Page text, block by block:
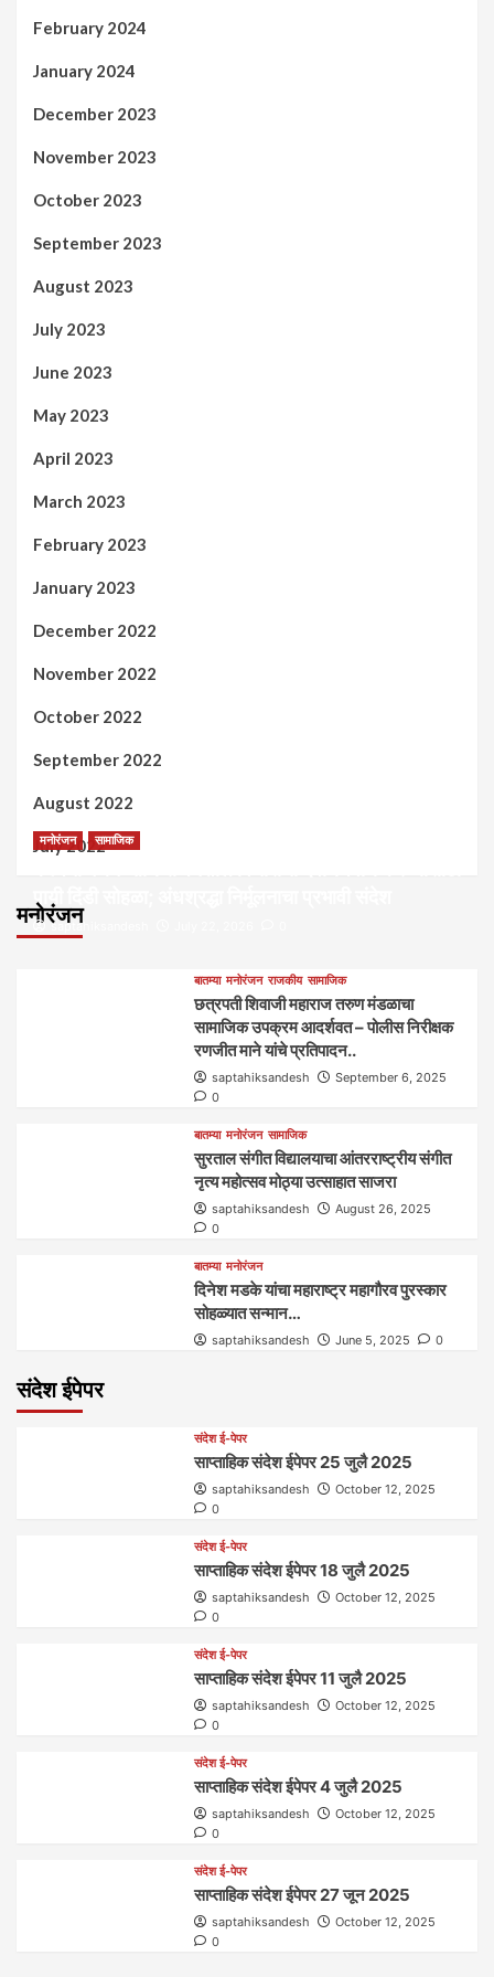
February 2024
January 2024
December 2023
November 2023
October 2023
September 2023
August 2023
July 2023
June 2023
May 2023
April 2023
March 2023
February 2023
January 2023
December 2022
November 2022
October 2022
September 2022
August 2022
July 2022
मनोरंजन
मनोरंजन सामाजिक
पायी दिंडी सोहळा; अंधश्रद्धा निर्मूलनाचा प्रभावी संदेश
saptahiksandesh
बातम्या मनोरंजन राजकीय सामाजिक
छत्रपती शिवाजी महाराज तरुण मंडळाचा
सामाजिक उपक्रम आदर्शवत – पोलीस निरीक्षक
रणजीत माने यांचे प्रतिपादन..
saptahiksandesh
September 6, 2025
0
बातम्या मनोरंजन सामाजिक
सुरताल संगीत विद्यालयाचा आंतरराष्ट्रीय संगीत
नृत्य महोत्सव मोठ्या उत्साहात साजरा
saptahiksandesh
August 26, 2025
0
बातम्या मनोरंजन
दिनेश मडके यांचा महाराष्ट्र महागौरव‌ पुरस्कार‌‌‌
सोहळ्यात सन्मान…
saptahiksandesh June 5, 2025 0
संदेश ईपेपर
संदेश ई-पेपर
साप्ताहिक संदेश ईपेपर 25 जुलै 2025
saptahiksandesh
October 12, 2025
0
संदेश ई-पेपर
साप्ताहिक संदेश ईपेपर 18 जुलै 2025
saptahiksandesh
October 12, 2025
0
संदेश ई-पेपर
साप्ताहिक संदेश ईपेपर 11 जुलै 2025
saptahiksandesh
October 12, 2025
0
संदेश ई-पेपर
साप्ताहिक संदेश ईपेपर 4 जुलै 2025
saptahiksandesh
October 12, 2025
0
संदेश ई-पेपर
साप्ताहिक संदेश ईपेपर 27 जून 2025
saptahiksandesh
October 12, 2025
0